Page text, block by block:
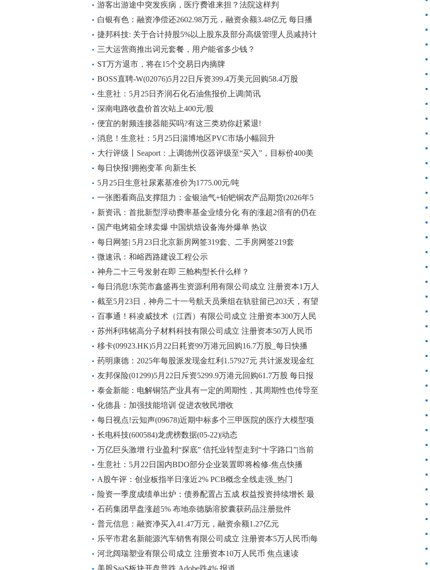
游客出游途中突发疾病，医疗费谁来担？法院这样判
白银有色：融资净偿还2602.98万元，融资余额3.48亿元 每日播
报
捷邦科技: 关于合计持股5%以上股东及部分高级管理人员减持计
划期限届满暨实施结果的公告
三大运营商推出词元套餐，用户能省多少钱？
ST万方退市，将在15个交易日内摘牌
BOSS直聘-W(02076)5月22日斥资399.4万美元回购58.4万股
生意社：5月25日齐润石化石油焦报价上调|简讯
深南电路收盘价首次站上400元/股
便宜的射频连接器能买吗?有这三类劝你赶紧退!
消息！生意社：5月25日淄博地区PVC市场小幅回升
大行评级丨Seaport：上调德州仪器评级至“买入”，目标价400美
元|焦点报道
每日快报!拥抱变革 向新生长
5月25日生意社尿素基准价为1775.00元/吨
一张图看商品支撑阻力：金银油气+铂钯铜农产品期货(2026年5
月25日) 今日快讯
新资讯：首批新型浮动费率基金业绩分化 有的涨超2倍有的仍在
亏损
国产电烤箱全球卖爆 中国烘焙设备海外爆单 热议
每日网签| 5月23日北京新房网签319套、二手房网签219套
微速讯：和峪西路建设工程公示
神舟二十三号发射在即 三舱构型长什么样？
每日消息!东莞市鑫盛再生资源利用有限公司成立 注册资本1万人
民币
截至5月23日，神舟二十一号航天员乘组在轨驻留已203天，有望
刷新中国航天员乘组在轨驻留最长纪录
百事通！科凌威技术（江西）有限公司成立 注册资本300万人民
币
苏州利玮铭高分子材料科技有限公司成立 注册资本50万人民币
当前热议
移卡(09923.HK)5月22日耗资99万港元回购16.7万股_每日快播
药明康德：2025年每股派发现金红利1.57927元 共计派发现金红
利约47.12亿元_每日速讯
友邦保险(01299)5月22日斥资5299.9万港元回购61.7万股 每日报
道
泰金新能：电解铜箔产业具有一定的周期性，其周期性也传导至
电解铜箔装备行业
化德县：加强技能培训 促进农牧民增收
每日视点!云知声(09678)近期中标多个三甲医院的医疗大模型项
目
长电科技(600584)龙虎榜数据(05-22)|动态
万亿巨头激增 行业盈利“探底” 信托业转型走到“十字路口”|当前
热门
生意社：5月22日国内BDO部分企业装置即将检修-焦点快播
A股午评：创业板指半日涨近2% PCB概念全线走强_热门
险资一季度成绩单出炉：债券配置占五成 权益投资持续增长 最
新
石药集团早盘涨超5% 布地奈德肠溶胶囊获药品注册批件
普元信息：融资净买入41.47万元，融资余额1.27亿元
乐平市君名新能源汽车销售有限公司成立 注册资本5万人民币|每
日看点
河北阔瑞塑业有限公司成立 注册资本10万人民币 焦点速读
美股SaaS板块开盘普跌 Adobe跌4% 报道